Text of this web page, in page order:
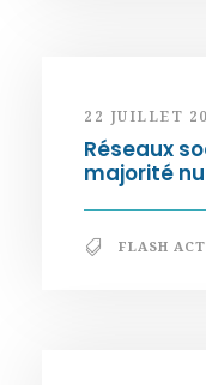
22 JUILLET
Réseaux
majorité
FLASH